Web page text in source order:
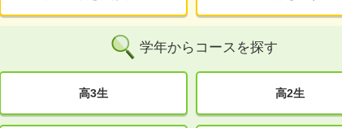
学年からコースを探す
高3生 高2生